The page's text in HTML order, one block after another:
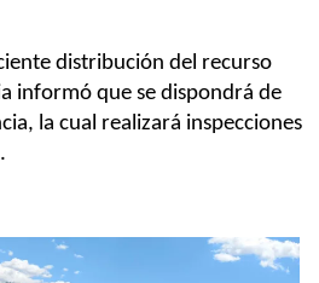
distribución del recurso
informó que se dispondrá de
la cual realizará inspecciones